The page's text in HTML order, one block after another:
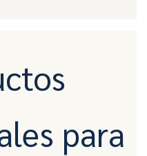
para